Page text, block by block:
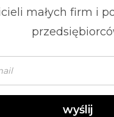
małych firm i
wyślij